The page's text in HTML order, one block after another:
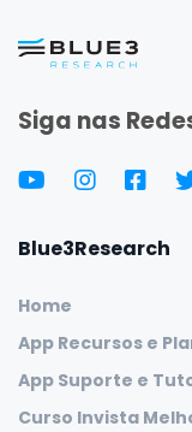
Siga nas
Blue3Research
Home
App Recursos e
App Suporte e
Curso Invista